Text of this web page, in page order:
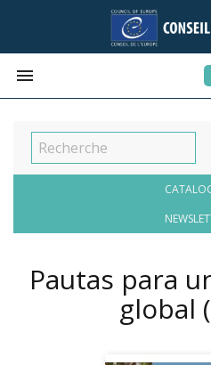

Pautas para
global